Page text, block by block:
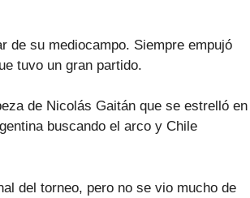
de su mediocampo. Siempre empujó
tuvo un gran partido.
de Nicolás Gaitán que se estrelló en
buscando el arco y Chile
del torneo, pero no se vio mucho de